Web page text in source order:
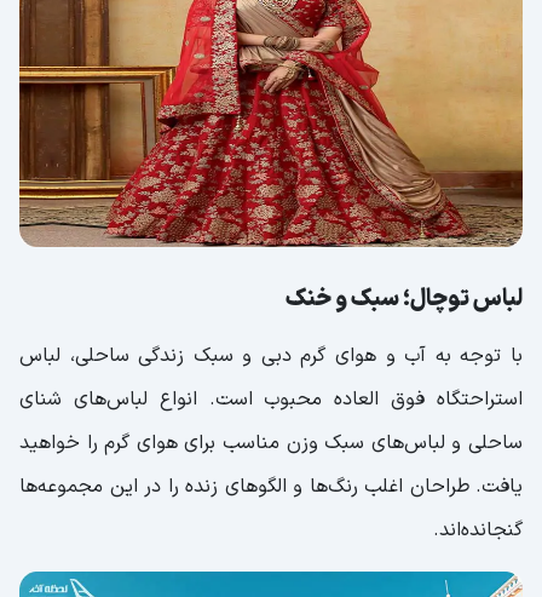
لباس توچال؛ سبک و خنک
با توجه به آب و هوای گرم دبی و سبک زندگی ساحلی، لباس
استراحتگاه فوق العاده محبوب است. انواع لباس‌های شنای
ساحلی و لباس‌های سبک وزن مناسب برای هوای گرم را خواهید
یافت. طراحان اغلب رنگ‌ها و الگوهای زنده را در این مجموعه‌ها
گنجانده‌اند.